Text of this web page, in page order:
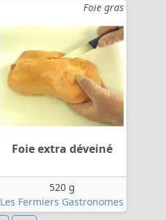
Foie gras
Foie extra déveiné
520 g
Les Fermiers Gastronomes